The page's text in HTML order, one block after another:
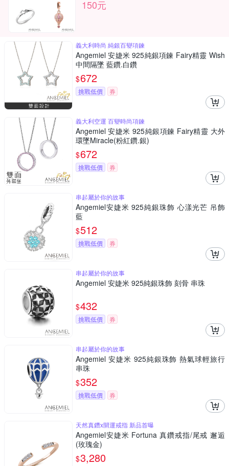
150元
義大利時尚 純銀百變項鍊
Angemiel 安婕米 925純銀項鍊 Fairy精靈 Wish
中間隔墜 藍鑽.白鑽
$672
挑戰低價 券
義大利空運 百變時尚項鍊
Angemiel 安婕米 925純銀項鍊 Fairy精靈 大外
環墜Miracle(粉紅鑽.銀)
$672
挑戰低價 券
串起屬於你的故事
Angemiel安婕米 925純銀珠飾 心漾光芒 吊飾
藍
$512
挑戰低價 券
串起屬於你的故事
Angemiel 安婕米 925純銀珠飾 刻骨 串珠
$432
挑戰低價 券
串起屬於你的故事
Angemiel 安婕米 925純銀珠飾 熱氣球輕旅行
串珠
$352
挑戰低價 券
天然真鑽x開運戒指 新品首曝
Angemiel安婕米 Fortuna 真鑽戒指/尾戒 邂逅
(玫瑰金)
$3,280